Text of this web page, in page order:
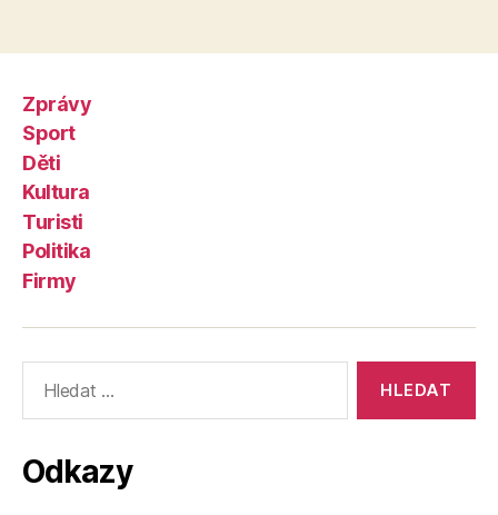
Zprávy
Sport
Děti
Kultura
Turisti
Politika
Firmy
vyhledávání:
Odkazy